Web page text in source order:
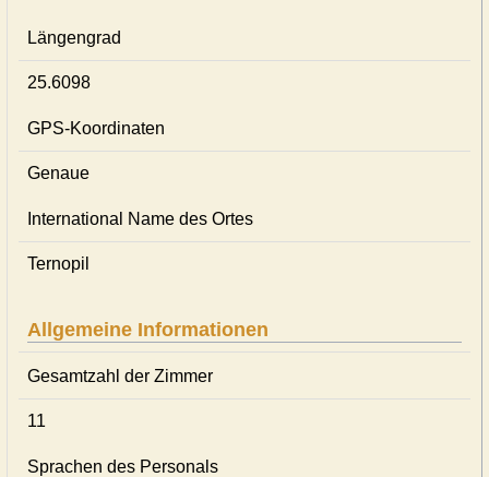
Längengrad
25.6098
GPS-Koordinaten
Genaue
International Name des Ortes
Ternopil
Allgemeine Informationen
Gesamtzahl der Zimmer
11
Sprachen des Personals